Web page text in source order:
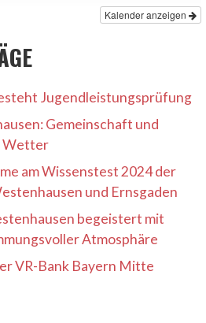
Kalender anzeigen
Jugendleistungsprüfung
Gemeinschaft und
Wetter
am Wissenstest 2024 der
und Ernsgaden
begeistert mit
Atmosphäre
VR-Bank Bayern Mitte